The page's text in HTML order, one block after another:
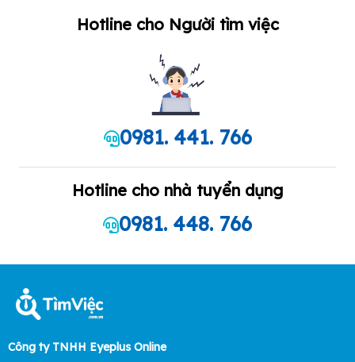
Hotline cho Người tìm việc
0981. 441. 766
Hotline cho nhà tuyển dụng
0981. 448. 766
Công ty TNHH Eyeplus Online